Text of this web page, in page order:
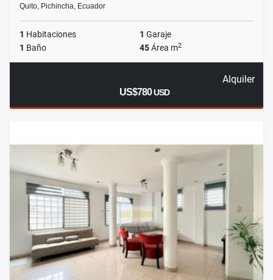
Quito, Pichincha, Ecuador
1 Habitaciones 1 Garaje
1 Baño 45Área m2
Alquiler
US$780USD